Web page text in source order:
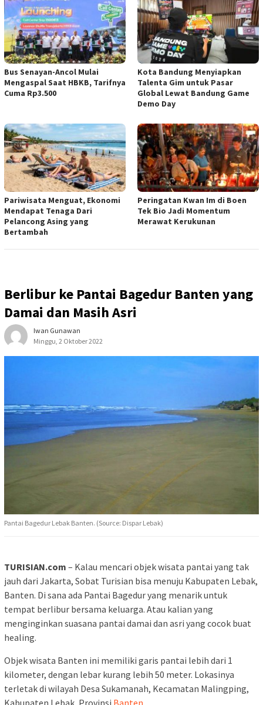
Bus Senayan-Ancol Mulai
Mengaspal Saat HBKB, Tarifnya
Cuma Rp3.500
Kota Bandung Menyiapkan
Talenta Gim untuk Pasar
Global Lewat Bandung Game
Demo Day
Pariwisata Menguat, Ekonomi
Mendapat Tenaga Dari
Pelancong Asing yang
Bertambah
Peringatan Kwan Im di Boen
Tek Bio Jadi Momentum
Merawat Kerukunan
Berlibur ke Pantai Bagedur Banten yang
Damai dan Masih Asri
Iwan Gunawan
Minggu, 2 Oktober 2022
Pantai Bagedur Lebak Banten. (Source: Dispar Lebak)
TURISIAN.com – Kalau mencari objek wisata pantai yang tak
jauh dari Jakarta, Sobat Turisian bisa menuju Kabupaten Lebak,
Banten. Di sana ada Pantai Bagedur yang menarik untuk
tempat berlibur bersama keluarga. Atau kalian yang
menginginkan suasana pantai damai dan asri yang cocok buat
healing.
Objek wisata Banten ini memiliki garis pantai lebih dari 1
kilometer, dengan lebar kurang lebih 50 meter. Lokasinya
terletak di wilayah Desa Sukamanah, Kecamatan Malingping,